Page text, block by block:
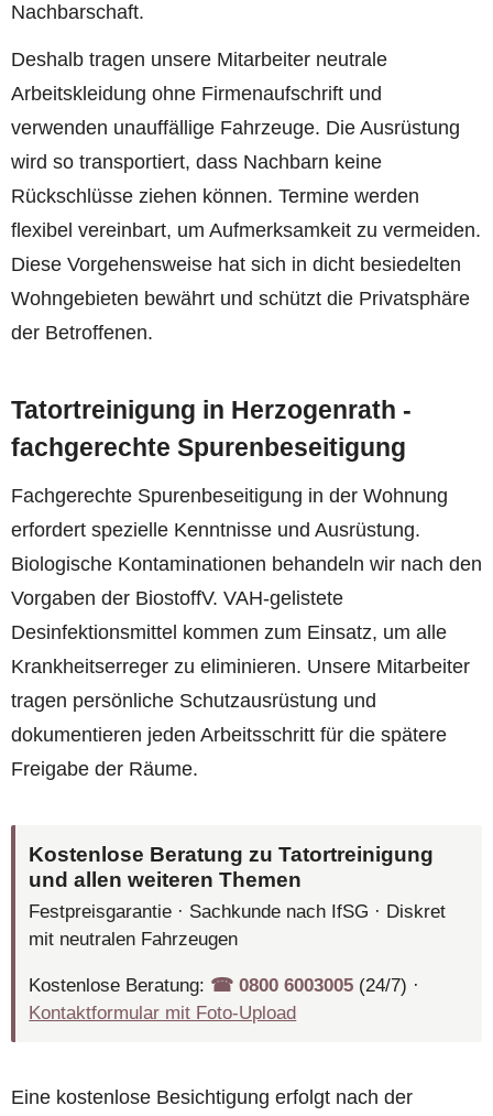
Nachbarschaft.
Deshalb tragen unsere Mitarbeiter neutrale
Arbeitskleidung ohne Firmenaufschrift und
verwenden unauffällige Fahrzeuge. Die Ausrüstung
wird so transportiert, dass Nachbarn keine
Rückschlüsse ziehen können. Termine werden
flexibel vereinbart, um Aufmerksamkeit zu vermeiden.
Diese Vorgehensweise hat sich in dicht besiedelten
Wohngebieten bewährt und schützt die Privatsphäre
der Betroffenen.
Tatortreinigung in Herzogenrath -
fachgerechte Spurenbeseitigung
Fachgerechte Spurenbeseitigung in der Wohnung
erfordert spezielle Kenntnisse und Ausrüstung.
Biologische Kontaminationen behandeln wir nach den
Vorgaben der BiostoffV. VAH-gelistete
Desinfektionsmittel kommen zum Einsatz, um alle
Krankheitserreger zu eliminieren. Unsere Mitarbeiter
tragen persönliche Schutzausrüstung und
dokumentieren jeden Arbeitsschritt für die spätere
Freigabe der Räume.
Kostenlose Beratung zu Tatortreinigung
und allen weiteren Themen
Festpreisgarantie · Sachkunde nach IfSG · Diskret
mit neutralen Fahrzeugen
Kostenlose Beratung: ☎︎ 0800 6003005 (24/7) ·
Kontaktformular mit Foto-Upload
Eine kostenlose Besichtigung erfolgt nach der